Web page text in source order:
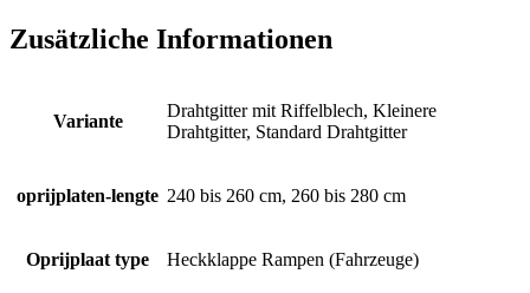
Zusätzliche Informationen
Variante
Drahtgitter mit Riffelblech, Kleinere
Drahtgitter, Standard Drahtgitter
oprijplaten-lengte 240 bis 260 cm, 260 bis 280 cm
Oprijplaat type Heckklappe Rampen (Fahrzeuge)